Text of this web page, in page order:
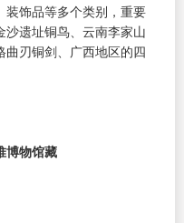
装饰品等多个类别，重要
沙遗址铜鸟、云南李家山
曲刃铜剑、广西地区的四
博物馆藏